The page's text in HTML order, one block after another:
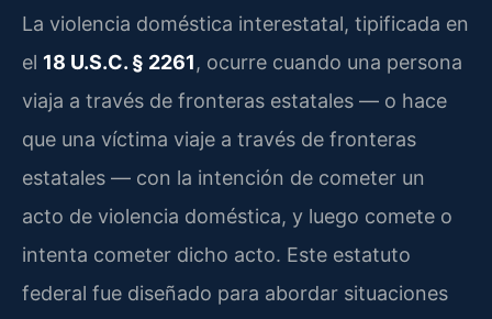
La violencia doméstica interestatal, tipificada en
el 18 U.S.C. § 2261, ocurre cuando una persona
viaja a través de fronteras estatales — o hace
que una víctima viaje a través de fronteras
estatales — con la intención de cometer un
acto de violencia doméstica, y luego comete o
intenta cometer dicho acto. Este estatuto
federal fue diseñado para abordar situaciones